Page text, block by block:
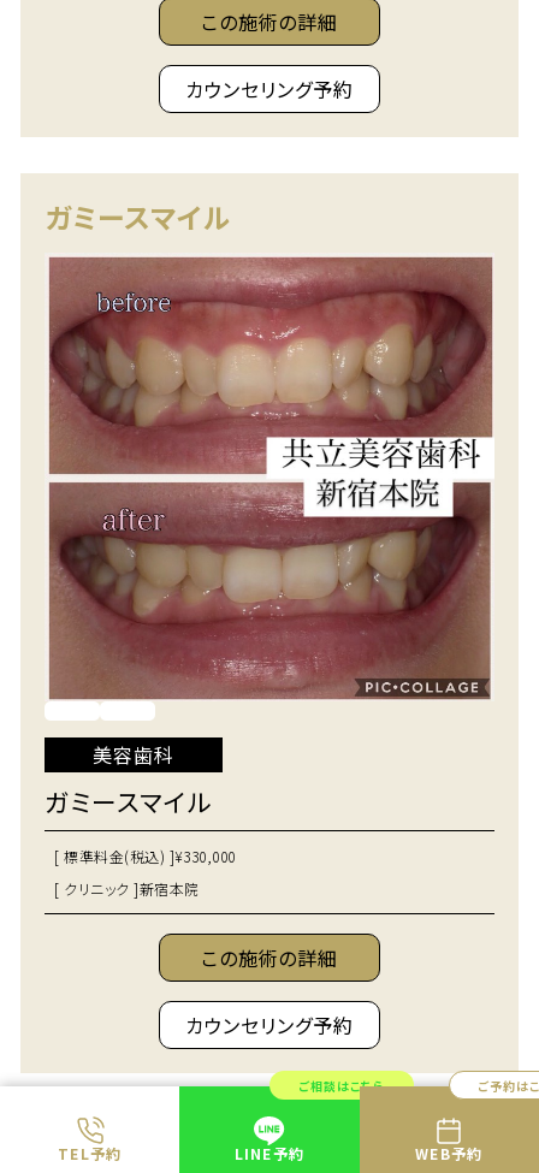
TEL予約
ご相談はこちら
LINE予約
ご予約は
WEB予約
この施術の詳細
カウンセリング予約
ガミースマイル
美容歯科
ガミースマイル
[ 標準料金(税込) ]¥330,000
[ クリニック ]新宿本院
この施術の詳細
カウンセリング予約
セラミック矯正